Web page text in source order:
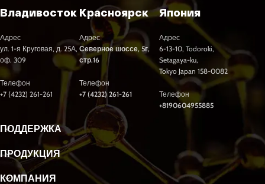
Владивосток
Адрес
ул. 1-я Круговая, д. 25А,
оф. 309
Телефон
+7 (4232) 261-261
Красноярск
Адрес
Северное шоссе, 5г,
стр.16
Телефон
+7 (4232) 261-261
Япония
Адрес
6-13-10, Todoroki,
Setagaya-ku,
Tokyo Japan 158-0082
Телефон
+8190604955885
ПОДДЕРЖКА
ПРОДУКЦИЯ
КОМПАНИЯ